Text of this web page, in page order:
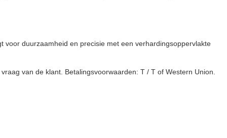
voor duurzaamheid en precisie met een verhardingsoppervlakte
van de klant. Betalingsvoorwaarden: T / T of Western Union.